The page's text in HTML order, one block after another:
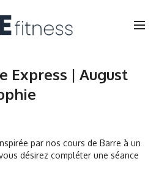
Express | August
par nos cours de Barre à un
désirez compléter une séance